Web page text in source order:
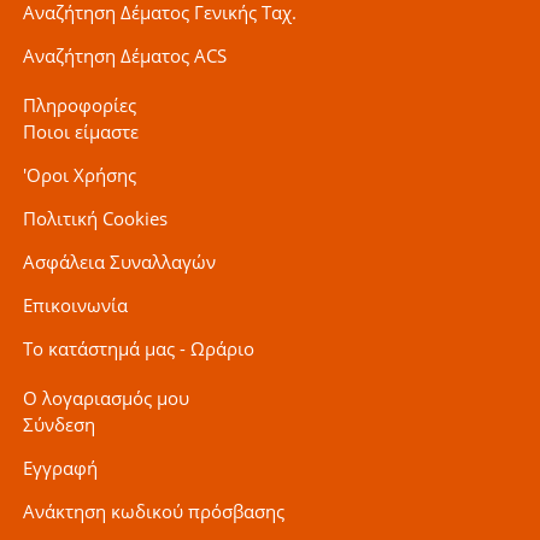
Αναζήτηση Δέματος Γενικής Ταχ.
Αναζήτηση Δέματος ACS
Πληροφορίες
Ποιοι είμαστε
'Οροι Χρήσης
Πολιτική Cookies
Ασφάλεια Συναλλαγών
Επικοινωνία
Το κατάστημά μας - Ωράριο
Ο λογαριασμός μου
Σύνδεση
Εγγραφή
Ανάκτηση κωδικού πρόσβασης